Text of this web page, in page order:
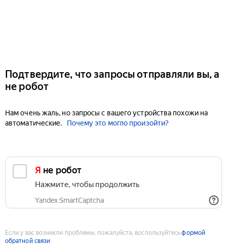
Подтвердите, что запросы отправляли вы, а
не робот
Нам очень жаль, но запросы с вашего устройства похожи на
автоматические.
Почему это могло произойти?
Я не робот
Нажмите, чтобы продолжить
Yandex SmartCaptcha
Если у вас возникли проблемы, пожалуйста, воспользуйтесьформой
обратной связи